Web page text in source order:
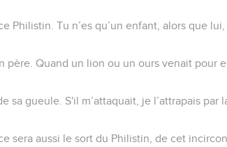
Philistin. Tu n’es qu’un enfant, alors que
père. Quand un lion ou un ours venait pour
sa gueule. S'il m’attaquait, je l’attrapais par
sera aussi le sort du Philistin, de cet